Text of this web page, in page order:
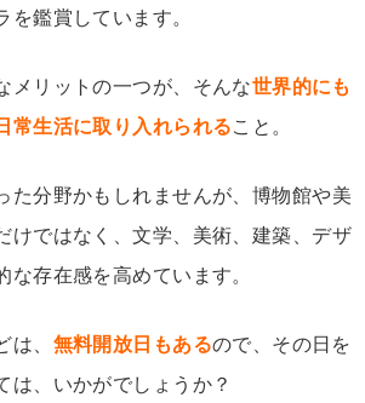
鑑賞しています。
メリットの一つが、そんな世界的にも
常生活に取り入れられること。
た分野かもしれませんが、博物館や美
けではなく、文学、美術、建築、デザ
な存在感を高めています。
、 無料開放日もあるので、その日を
は、いかがでしょうか？